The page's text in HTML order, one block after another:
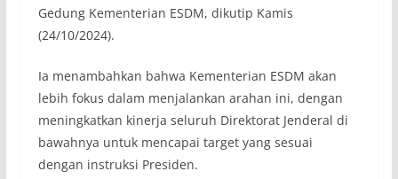
Gedung Kementerian ESDM, dikutip Kamis
(24/10/2024).
Ia menambahkan bahwa Kementerian ESDM akan
lebih fokus dalam menjalankan arahan ini, dengan
meningkatkan kinerja seluruh Direktorat Jenderal di
bawahnya untuk mencapai target yang sesuai
dengan instruksi Presiden.